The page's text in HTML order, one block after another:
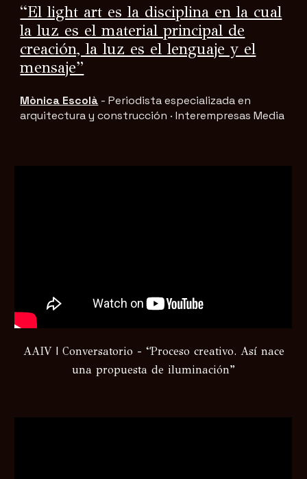
“El light art es la disciplina en la cual
la luz es el material principal de
creación, la luz es el lenguaje y el
mensaje”
Mònica Escolà -Periodista especializada en
arquitectura y construcción · Interempresas Media
AAIV| Conversatorio - “Proceso creativo. Así nace
una propuesta de iluminación”